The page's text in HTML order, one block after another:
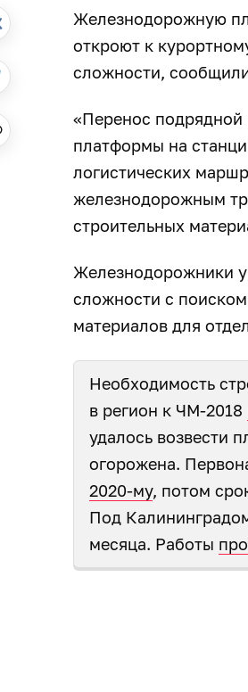
Железнодорожную
откроют к
сложности,
«Перенос подрядной
платформы на
логистических
железнодорожным
строительных
Железнодорожники
сложности с
материалов для
Необходимость
в регион к ЧМ-2018
удалось возвести
огорожена.
2020-му, потом
Под
месяца. Работы